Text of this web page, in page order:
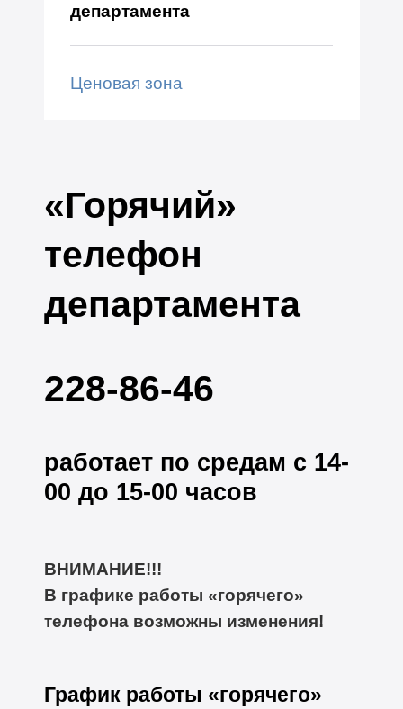
департамента
Ценовая зона
«Горячий»
телефон
департамента
228-86-46
работает по средам с 14-
00 до 15-00 часов
ВНИМАНИЕ!!!
В графике работы «горячего»
телефона возможны изменения!
График работы «горячего»